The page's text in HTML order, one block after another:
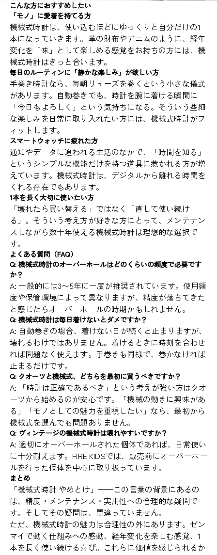
こんな方におすすめしたい
「モノ」に愛着を持てる方
機械式時計は、使い込むほどにゆっくりと自分だけの1
本になっていきます。革の財布やデニムのように、経年
変化を「味」として楽しめる感覚をお持ちの方には、機
械式時計はきっと合います。
毎日のルーティンに「静かな楽しみ」が欲しい方
手巻き時計なら、毎朝リューズを巻くという小さな儀式
があります。自動巻きでも、時計を腕に着ける瞬間に
「今日もよろしく」という気持ちになる。そういう些細
な楽しみを日常に取り入れたい方には、機械式時計がフ
ィットします。
スマートウォッチに疲れた方
通知やデータに追われる生活のなかで、「時間を知る」
というシンプルな機能だけを持つ道具に惹かれる方が増
えています。機械式時計は、デジタルから離れる時間を
くれる存在でもあります。
1本を長く大切に使いたい方
「壊れたら買い替える」ではなく「直して使い続け
る」。そういう考え方が好きな方にとって、メンテナン
スしながら数十年使える機械式時計は理想的な選択で
す。
よくある質問（FAQ）
Q: 機械式時計のオーバーホールはどのくらいの頻度で必要です
か？
A: 一般的には3〜5年に一度が推奨されています。使用頻
度や保管環境によって異なりますが、精度が落ちてきた
と感じたらオーバーホールの時期かもしれません。
Q: 機械式時計は毎日着けないとダメですか？
A: 自動巻きの場合、着けない日が続くと止まりますが、
壊れるわけではありません。着けるときに時刻を合わせ
れば問題なく使えます。手巻きも同様で、巻かなければ
止まるだけです。
Q: クオーツと機械式、どちらを最初に買うべきですか？
A: 「時計は正確であるべき」という考えが強い方はクオ
ーツから始めるのが安心です。「機械の動きに興味があ
る」「モノとしての魅力を重視したい」なら、最初から
機械式を選んでも問題ありません。
Q: ヴィンテージの機械式時計は壊れやすいですか？
A: 適切にオーバーホールされた個体であれば、日常使い
に十分耐えます。FIRE KIDSでは、販売前にオーバーホー
ルを行った個体を中心に取り扱っています。
まとめ
「機械式時計 やめとけ」——この言葉の背景にあるの
は、精度・メンテナンス・実用性への合理的な疑問で
す。そしてその疑問は、間違っていません。
ただ、機械式時計の魅力は合理性の外にあります。ゼン
マイで動く仕組みへの感動、経年変化を楽しむ感覚、1
本を長く使い続ける喜び。これらに価値を感じられるか